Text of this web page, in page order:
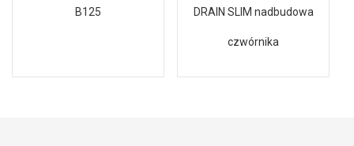
B125 DRAIN SLIM nadbudowa
czwórnika